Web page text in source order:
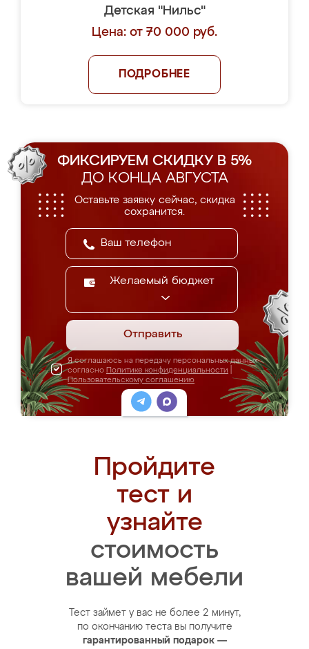
Детская "Нильс"
Цена: от 70 000 руб.
ПОДРОБНЕЕ
ФИКСИРУЕМ СКИДКУ В 5%
ДО КОНЦА АВГУСТА
Оставьте заявку сейчас, скидка
сохранится.
Желаемый бюджет
Отправить
Я соглашаюсь на передачу персональных данных
согласно Политике конфиденциальности
Пользовательскому соглашению
Пройдите
тест и
узнайте
стоимость
вашей мебели
Тест займет у вас не более 2 минут,
по окончанию теста вы получите
гарантированный подарок —